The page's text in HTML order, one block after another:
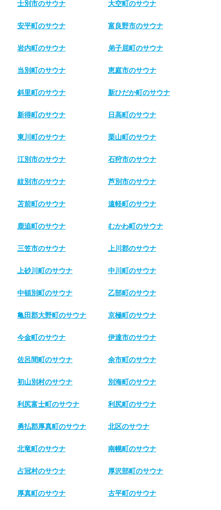
士別市のサウナ 大空町のサウナ
安平町のサウナ 富良野市のサウナ
岩内町のサウナ 弟子屈町のサウナ
当別町のサウナ 恵庭市のサウナ
斜里町のサウナ 新ひだか町のサウナ
新得町のサウナ 日高町のサウナ
東川町のサウナ 栗山町のサウナ
江別市のサウナ 石狩市のサウナ
紋別市のサウナ 芦別市のサウナ
苫前町のサウナ 遠軽町のサウナ
鹿追町のサウナ むかわ町のサウナ
三笠市のサウナ 上川郡のサウナ
上砂川町のサウナ 中川町のサウナ
中頓別町のサウナ 乙部町のサウナ
亀田郡大野町のサウナ 京極町のサウナ
今金町のサウナ 伊達市のサウナ
佐呂間町のサウナ 余市町のサウナ
初山別村のサウナ 別海町のサウナ
利尻富士町のサウナ 利尻町のサウナ
勇払郡厚真町のサウナ 北区のサウナ
北竜町のサウナ 南幌町のサウナ
占冠村のサウナ 厚沢部町のサウナ
厚真町のサウナ 古平町のサウナ